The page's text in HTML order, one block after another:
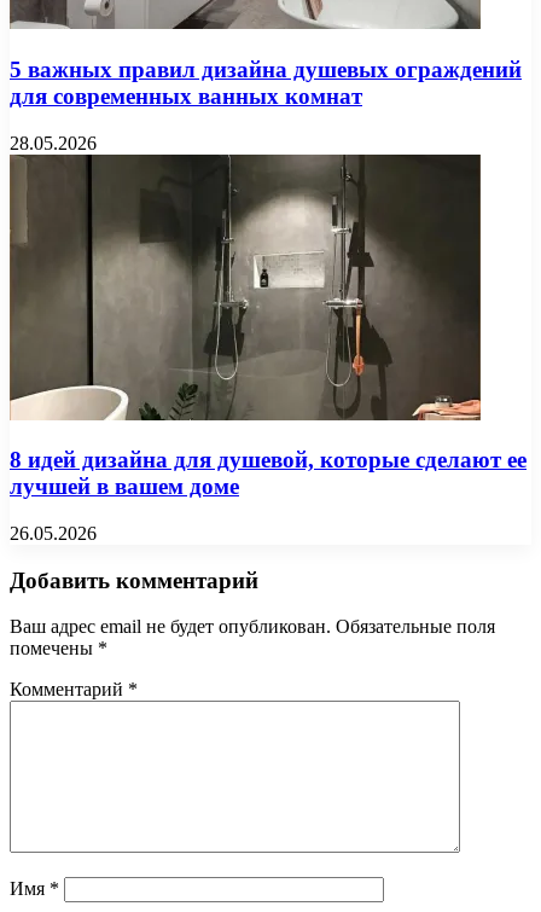
5 важных правил дизайна душевых ограждений
для современных ванных комнат
28.05.2026
8 идей дизайна для душевой, которые сделают ее
лучшей в вашем доме
26.05.2026
Добавить комментарий
Ваш адрес email не будет опубликован. Обязательные поля
помечены *
Комментарий *
Имя *